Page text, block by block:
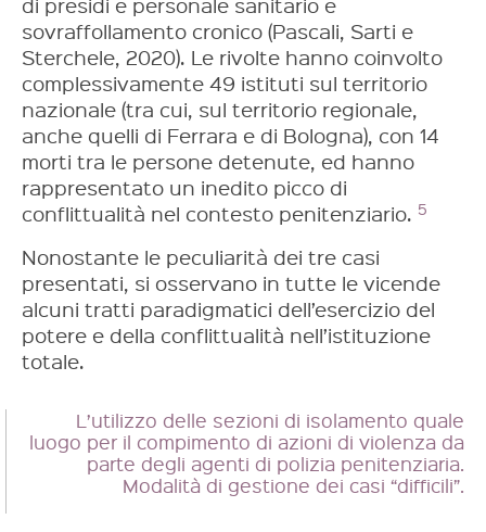
sovraffollamento cronico (Pascali, Sarti e
Sterchele, 2020). Le rivolte hanno coinvolto
complessivamente 49 istituti sul territorio
nazionale (tra cui, sul territorio regionale,
anche quelli di Ferrara e di Bologna), con 14
morti tra le persone detenute, ed hanno
rappresentato un inedito picco di
conflittualità nel contesto penitenziario. 5
Nonostante le peculiarità dei tre casi
presentati, si osservano in tutte le vicende
alcuni tratti paradigmatici dell’esercizio del
potere e della conflittualità nell’istituzione
totale.
L’utilizzo delle sezioni di isolamento quale
luogo per il compimento di azioni di violenza da
parte degli agenti di polizia penitenziaria.
Modalità di gestione dei casi “difficili”.